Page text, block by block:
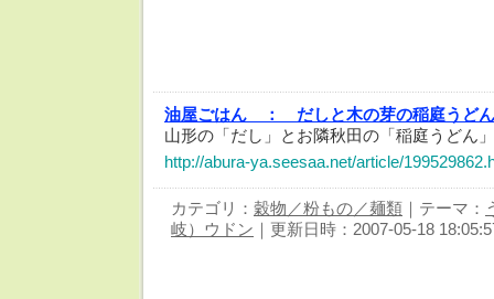
油屋ごはん ：
だしと木の芽の稲庭うどん
山形の「だし」とお隣秋田の「稲庭うどん
http://abura-ya.seesaa.net/article/
カテゴリ： 穀物／粉もの／麺類 ｜テーマ：
岐）ウドン ｜更新日時：2007-05-18